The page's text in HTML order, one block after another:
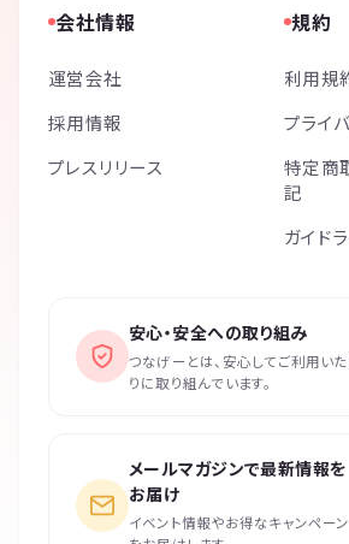
会社情報
運営会社
採用情報
プレスリリース
規約
利用規
プライ
特定商
記
ガイド
安心・安全への取り組み
つなげーとは、安心してご利用い
りに取り組んでいます。
メールマガジンで最新情報を
お届け
イベント情報やお得なキャンペーン